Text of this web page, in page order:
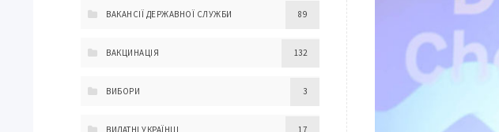
ВАКАНСІЇ ДЕРЖАВНОЇ СЛУЖБИ 89
ВАКЦИНАЦІЯ 132
ВИБОРИ 3
ВИДАТНІ УКРАЇНЦІ 17